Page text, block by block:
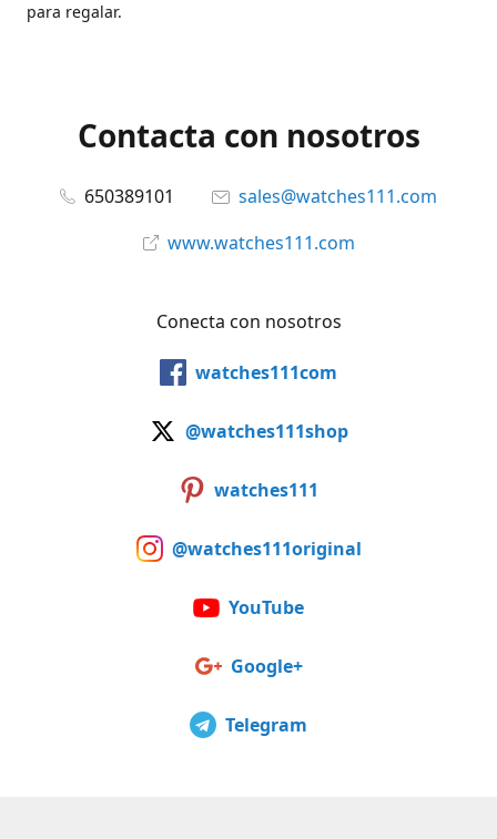
para regalar.
Contacta con nosotros
650389101
sales@watches111.com
www.watches111.com
Conecta con nosotros
watches111com
@watches111shop
watches111
@watches111original
YouTube
Google+
Telegram